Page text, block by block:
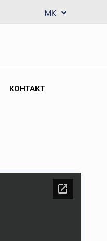
MK
SQ
КОНТАКТ